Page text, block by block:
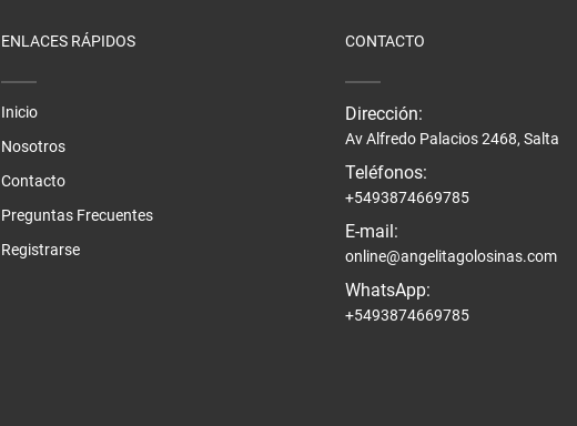
ENLACES RÁPIDOS
Inicio
Nosotros
Contacto
Preguntas Frecuentes
Registrarse
CONTACTO
Dirección:
Av Alfredo Palacios 2468, Salta
Teléfonos:
+5493874669785
E-mail:
online@angelitagolosinas.com
WhatsApp:
+5493874669785